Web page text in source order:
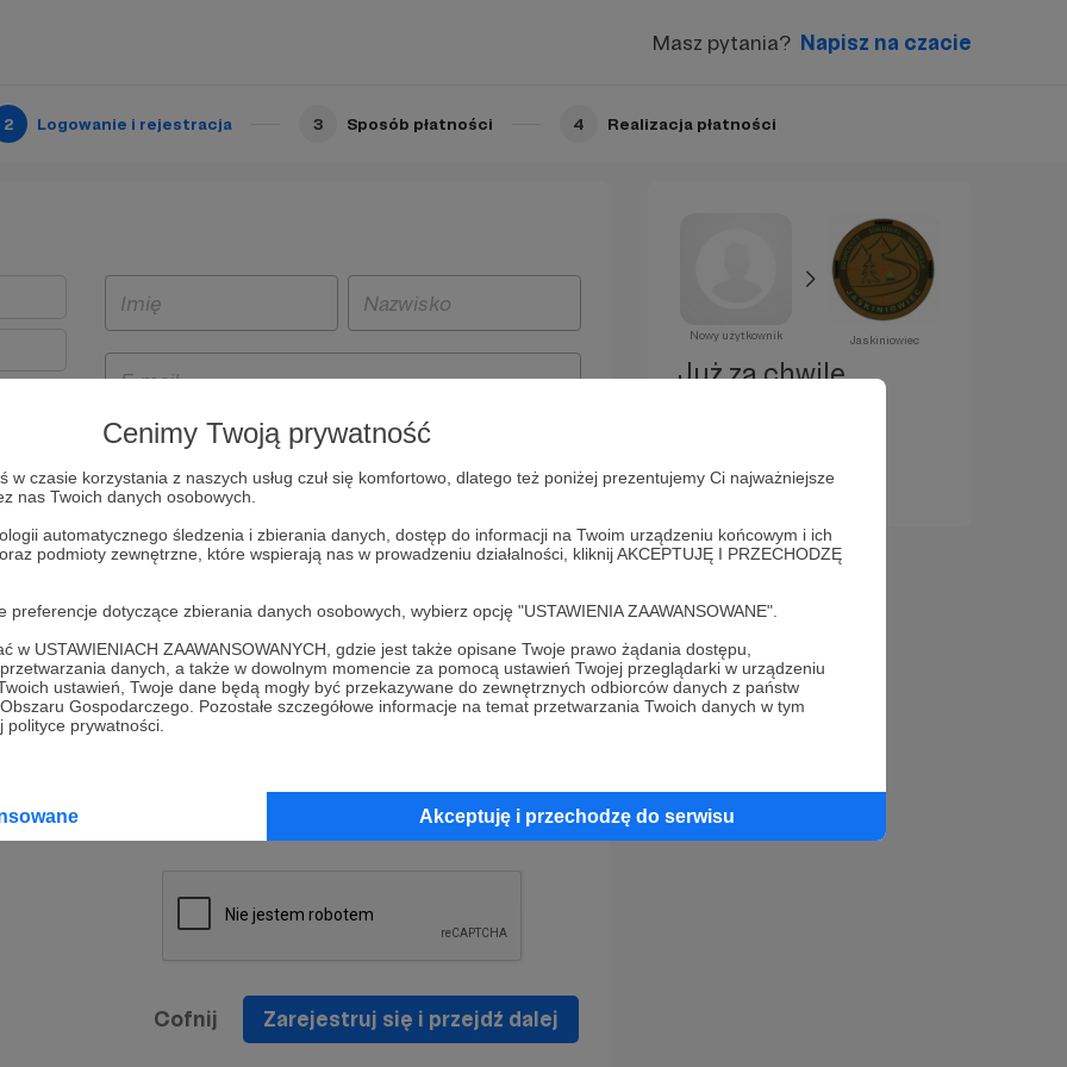
Cenimy Twoją prywatność
w czasie korzystania z naszych usług czuł się komfortowo, dlatego też poniżej prezentujemy Ci najważniejsze
nas Twoich danych osobowych.
automatycznego śledzenia i zbierania danych, dostęp do informacji na Twoim urządzeniu końcowym i ich
podmioty zewnętrzne, które wspierają nas w prowadzeniu działalności, kliknij AKCEPTUJĘ I PRZECHODZĘ
dotyczące zbierania danych osobowych, wybierz opcję "USTAWIENIA ZAAWANSOWANE".
w USTAWIENIACH ZAAWANSOWANYCH, gdzie jest także opisane Twoje prawo żądania dostępu,
danych, a także w dowolnym momencie za pomocą ustawień Twojej przeglądarki w urządzeniu
ustawień, Twoje dane będą mogły być przekazywane do zewnętrznych odbiorców danych z państw
Gospodarczego. Pozostałe szczegółowe informacje na temat przetwarzania Twoich danych w tym
prywatności.
Akceptuję i przechodzę do serwisu
Masz pytania? Napisz na czacie
2 Logowanie i rejestracja 3 Sposób płatności 4 Realizacja płatności
i
będą
z
prawo
na
Politykę Prywatności
* Wyrażam zgodę na przetwarzanie moich danych
osobowych podanych w formularzu rejestracyjnym w celu
prawidłowego świadczenia usług serwisu Patronite.
informacji handlowych - newslettera. Opcja ta może zostać
Cofnij Zarejestruj się i przejdź dalej
Nowy użytkownik Jaskiniowiec
Już za chwilę